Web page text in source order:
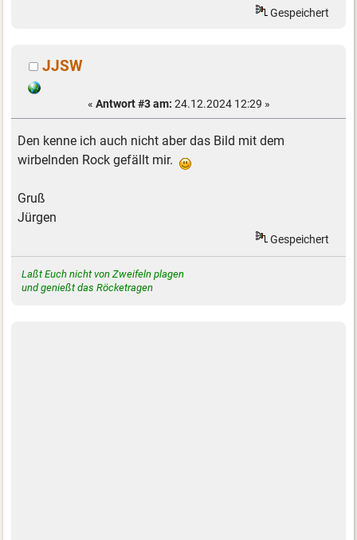
Gespeichert
JJSW
« Antwort #3 am: 24.12.2024 12:29 »
Den kenne ich auch nicht aber das Bild mit dem
wirbelnden Rock gefällt mir.
Gruß
Jürgen
Gespeichert
Laßt Euch nicht von Zweifeln plagen
und genießt das Röcketragen